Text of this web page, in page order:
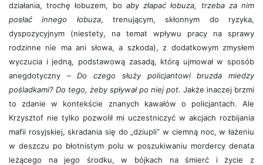
działania, trochę łobuzem, bo aby złapać łobuza, trzeba za nim
posłać innego łobuza, trenującym, skłonnym do ryzyka,
dyspozycyjnym (niestety, na temat wpływu pracy na sprawy
rodzinne nie ma ani słowa, a szkoda), z dodatkowym zmysłem
wyczucia i jedną, podstawową zasadą, którą ujmował w sposób
anegdotyczny –Do czego służy policjantowi bruzda miedzy
pośladkami? Do tego, żeby spływał po niej pot. Jakże inaczej brzmi
to zdanie w kontekście znanych kawałów o policjantach. Ale
Krzysztof nie tylko pozwolił mi uczestniczyć w akcjach rozbijania
mafii rosyjskiej, skradania się do „dziupli” w ciemną noc, w łażeniu
w deszczu po błotnistym polu w poszukiwaniu mordercy denata
leżącego na jego środku, w bójkach na śmierć i życie z